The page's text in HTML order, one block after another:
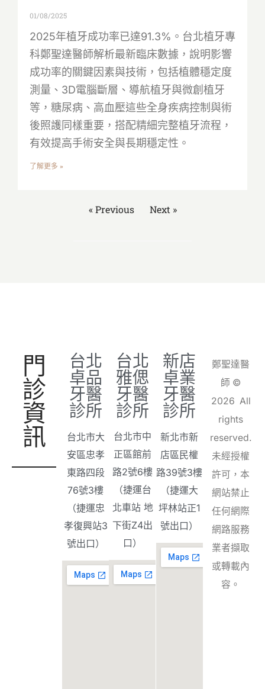
01/08/2025
2025年植牙成功率已達91.3%。台北植牙專
科鄭聖達醫師解析最新臨床數據，說明影響
成功率的關鍵因素與技術，包括植體穩定度
測量、3D電腦斷層、導航植牙與微創植牙
等，糖尿病、高血壓這些全身疾病控制與術
後照護同樣重要，搭配精細完整植牙流程，
有效提高手術安全與長期穩定性。
了解更多 »
« Previous Next »
門
診
資
訊
台北
卓品
牙醫
診所
台北市大
安區忠孝
東路四段
76號3樓
（捷運忠
孝復興站3
號出口）
台北
雅偲
牙醫
診所
台北市中
正區館前
路2號6樓
（捷運台
北車站 地
下街Z4出
口）
新店
卓業
牙醫
診所
新北市新
店區民權
路39號3樓
（捷運大
坪林站正1
號出口）
鄭聖達醫
師 ©
2026 All
rights
reserved.
未經授權
許可，本
網站禁止
任何網際
網路服務
業者擷取
或轉載內
容。